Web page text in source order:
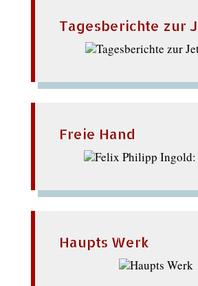
Tagesberichte zur
Freie Hand
Haupts Werk